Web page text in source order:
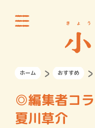
ホーム おすすめ
◎編集者コ
夏川草介